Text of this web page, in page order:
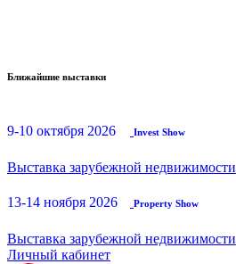
Ближайшие выставки
9-10 октября 2026 Invest Show
Выставка зарубежной недвижимости
13-14 ноября 2026 Property Show
Выставка зарубежной недвижимости
Личный кабинет